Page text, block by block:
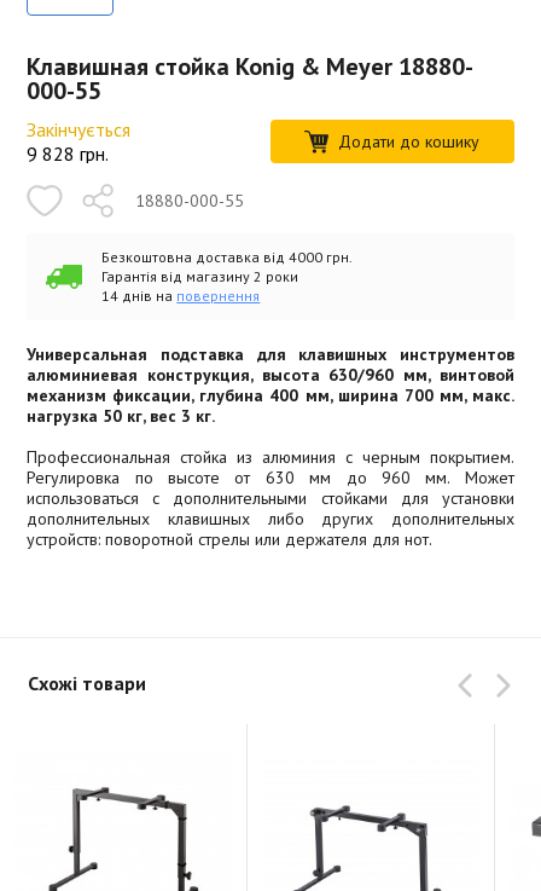
Клавишная стойка Konig & Meyer 18880-
000-55
Закінчується
9 828 грн. Додати до кошику
18880-000-55
Безкоштовна доставка від 4000 грн.
Гарантія від магазину 2 роки
14 днів на повернення
Универсальная подставка для клавишных инструментов
алюминиевая конструкция, высота 630/960 мм, винтовой
механизм фиксации, глубина 400 мм, ширина 700 мм, макс.
нагрузка 50 кг, вес 3 кг.
Профессиональная стойка из алюминия с черным покрытием.
Регулировка по высоте от 630 мм до 960 мм. Может
использоваться с дополнительными стойками для установки
дополнительных клавишных либо других дополнительных
устройств: поворотной стрелы или держателя для нот.
Схожі товари